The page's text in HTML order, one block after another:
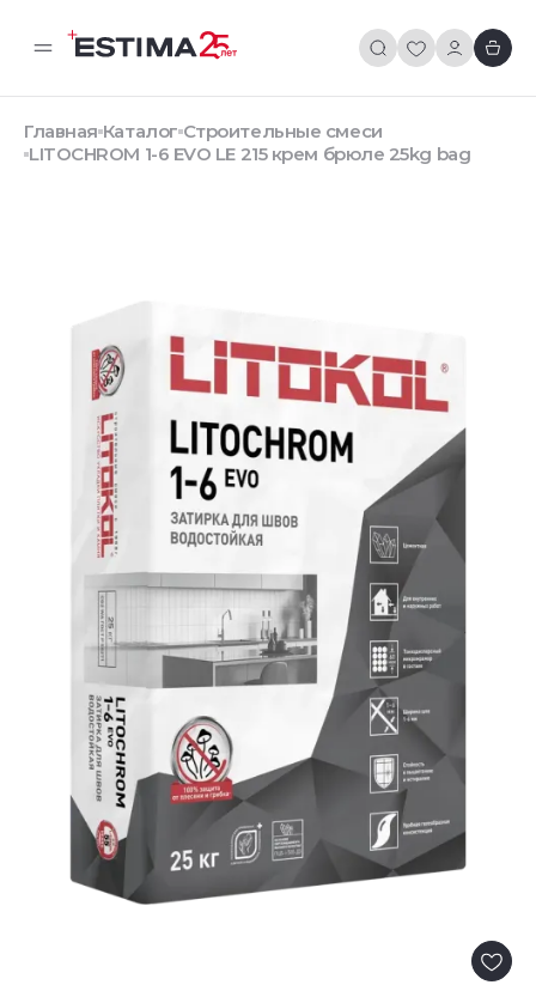
Главная Каталог Строительные смеси
LITOCHROM 1-6 EVO LE 215 крем брюле 25kg bag